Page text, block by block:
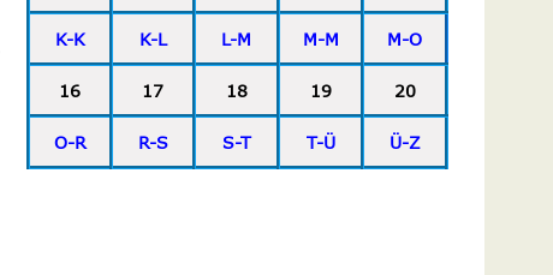
K-K K-L L-M M-M M-O
16 17 18 19 20
O-R R-S S-T T-Ü Ü-Z